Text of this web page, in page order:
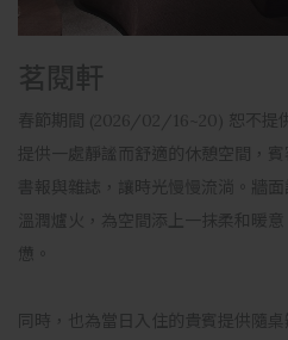
茗閱軒
春節期間 (2026/02/16~20) 恕不提
提供一處靜謐而舒適的休憩空間，
書報與雜誌，讓時光慢慢流淌。牆
溫潤爐火，為空間添上一抹柔和暖
憊。
同時，也為當日入住的貴賓提供隨